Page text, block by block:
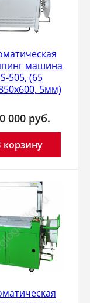
машина
505, (65
5мм)
000 руб.
корзину